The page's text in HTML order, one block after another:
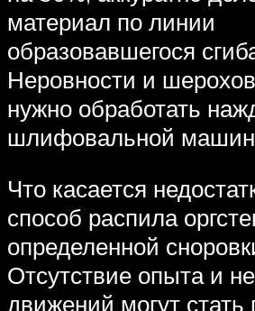
материал по линии
образовавшегося
Неровности и
нужно обработать
шлифовальной
Что касается
способ распила
определенной
Отсутствие опыта и
движений могут стать